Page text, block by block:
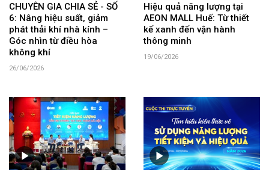
CHUYÊN GIA CHIA SẺ - SỐ
6: Nâng hiệu suất, giảm
phát thải khí nhà kính –
Góc nhìn từ điều hòa
không khí
26/06/2026
Hiệu quả năng lượng tại
AEON MALL Huế: Từ thiết
kế xanh đến vận hành
thông minh
19/06/2026